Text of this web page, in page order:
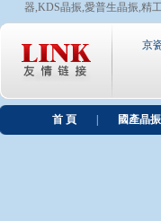
國
化,但是
供應商
器,KDS晶振,愛普生晶振,精
京
首 頁 國產晶振